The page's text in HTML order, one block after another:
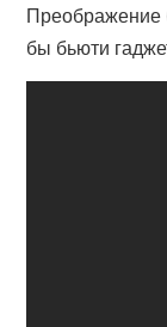
Преображение
бы бьюти